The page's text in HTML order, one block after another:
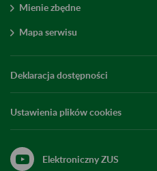
Mienie zbędne
Mapa serwisu
Deklaracja dostępności
Ustawienia plików cookies
Elektroniczny ZUS